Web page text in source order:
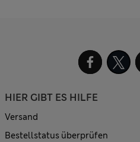
HIER GIBT ES HILFE
Versand
Bestellstatus überprüfen